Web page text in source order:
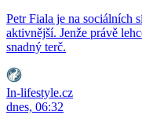
Petr Fiala je na sociálních
aktivnější. Jenže právě
snadný terč.
In-lifestyle.cz
dnes, 06:32